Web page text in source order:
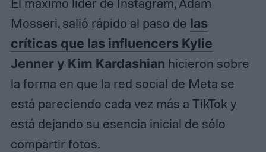
Mosseri, salió rápido al paso de las
críticas que las influencers Kylie
Jenner y Kim Kardashian hicieron sobre
la forma en que la red social de Meta se
está pareciendo cada vez más a TikTok y
está dejando su esencia inicial de sólo
compartir fotos.